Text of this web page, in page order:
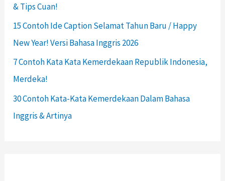
& Tips Cuan!
15 Contoh Ide Caption Selamat Tahun Baru / Happy
New Year! Versi Bahasa Inggris 2026
7 Contoh Kata Kata Kemerdekaan Republik Indonesia,
Merdeka!
30 Contoh Kata-Kata Kemerdekaan Dalam Bahasa
Inggris & Artinya